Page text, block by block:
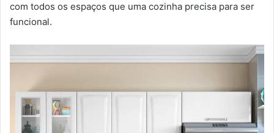
com todos os espaços que uma cozinha precisa para ser
funcional.